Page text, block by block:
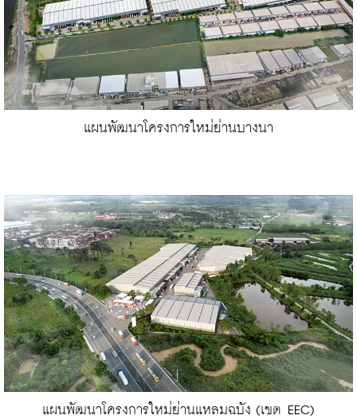
แผนพัฒนาโครงการใหม่ย่านบางนา
แผนพัฒนาโครงการใหม่ย่านแหลมฉบัง (เขต EEC)